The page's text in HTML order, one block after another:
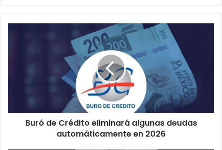
2026
Buró de Crédito eliminará algunas deudas
automáticamente en 2026